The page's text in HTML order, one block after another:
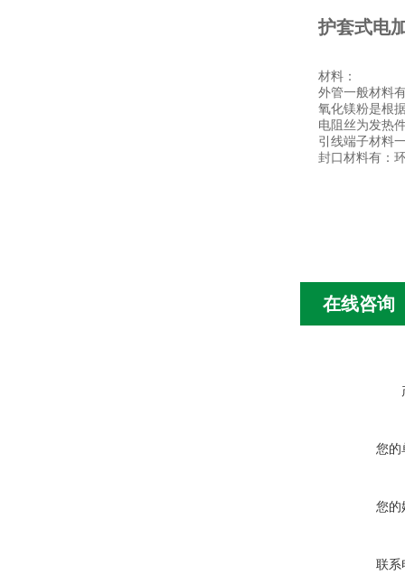
护套式电
材料：
外管一般材料
氧化镁粉是根
电阻丝为发热
引线端子材料
封口材料有：
在线咨询
您的
您的
联系